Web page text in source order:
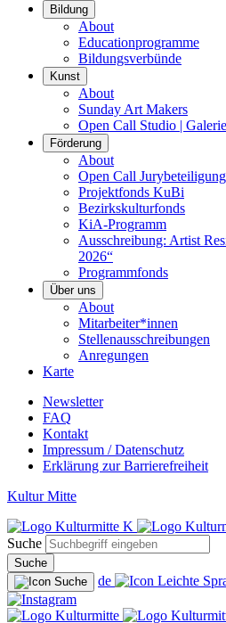
Bildung
About
Educationprogramme
Bildungsverbünde
Kunst
About
Sunday Art Makers
Open Call Studio |
Förderung
About
Open Call Jurybeteiligung
Projektfonds KuBi
Bezirkskulturfonds
KiA-Programm
Ausschreibung: Artist
2026“
Programmfonds
Über uns
About
Mitarbeiter*innen
Stellenausschreibungen
Anregungen
Karte
Newsletter
FAQ
Kontakt
Impressum / Datenschutz
Erklärung zur Barrierefreiheit
Kultur Mitte
Suche
Suche
de